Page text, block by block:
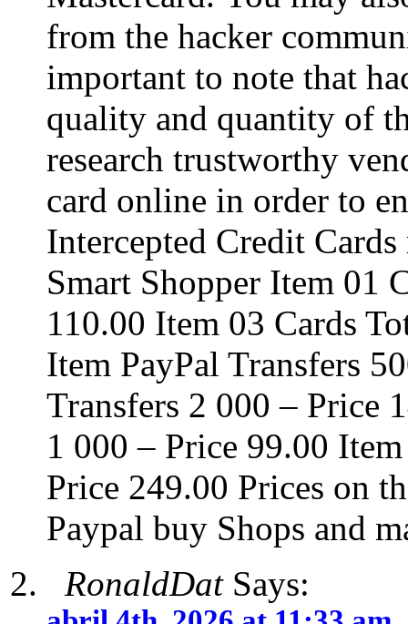
from the hacker
important to note that
quality and quantity of
research trustworthy
card online in order to
Intercepted Credit
Smart Shopper Item 01
110.00 Item 03 Cards
Item PayPal Transfers
Transfers 2 000 – Price
1 000 – Price 99.00
Price 249.00 Prices on
Paypal buy Shops and
RonaldDatSays: